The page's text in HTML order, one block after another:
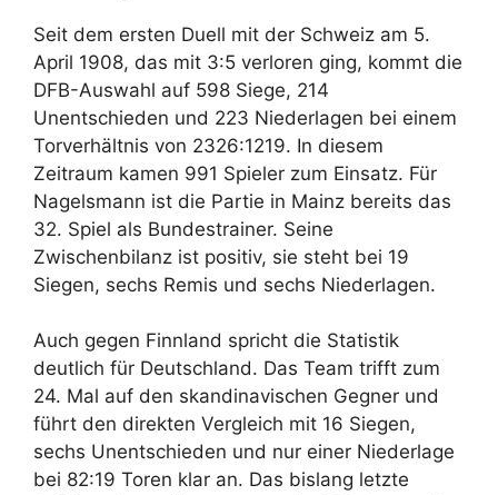
Seit dem ersten Duell mit der Schweiz am 5.
April 1908, das mit 3:5 verloren ging, kommt die
DFB-Auswahl auf 598 Siege, 214
Unentschieden und 223 Niederlagen bei einem
Torverhältnis von 2326:1219. In diesem
Zeitraum kamen 991 Spieler zum Einsatz. Für
Nagelsmann ist die Partie in Mainz bereits das
32. Spiel als Bundestrainer. Seine
Zwischenbilanz ist positiv, sie steht bei 19
Siegen, sechs Remis und sechs Niederlagen.
Auch gegen Finnland spricht die Statistik
deutlich für Deutschland. Das Team trifft zum
24. Mal auf den skandinavischen Gegner und
führt den direkten Vergleich mit 16 Siegen,
sechs Unentschieden und nur einer Niederlage
bei 82:19 Toren klar an. Das bislang letzte